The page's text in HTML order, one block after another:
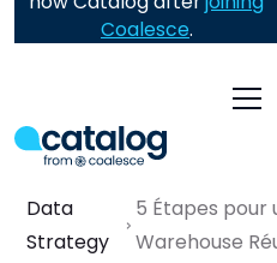
Coalesce.
Data
Strategy
5 Étapes pour
Warehouse